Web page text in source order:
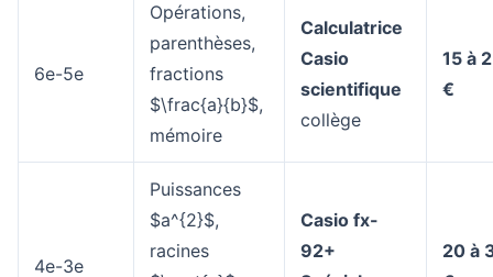
6e-5e
Opérations,
parenthèses,
fractions
$\frac{a}{b}$,
mémoire
Calculatrice
Casio
scientifique
collège
15 à
€
4e-3e
Puissances
$a^{2}$,
racines
Casio fx-
92+
20 à